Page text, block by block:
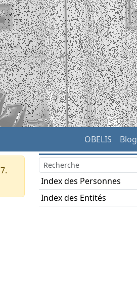
OBELIS Blog
Index des Personnes
Index des Entités